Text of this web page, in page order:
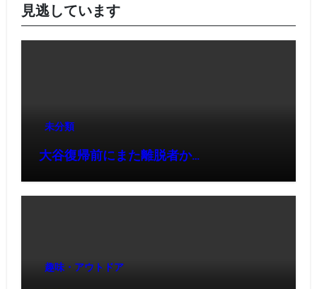
見逃しています
未分類
大谷復帰前にまた離脱者か…
趣味・アウトドア